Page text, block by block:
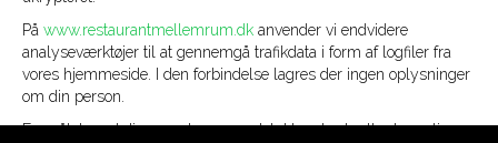
På www.restaurantmellemrum.dk anvender vi endvidere
analyseværktøjer til at gennemgå trafikdata i form af logfiler fra
vores hjemmeside. I den forbindelse lagres der ingen oplysninger
om din person.
Formålet med disse analyser er udelukkende at rette de mulige